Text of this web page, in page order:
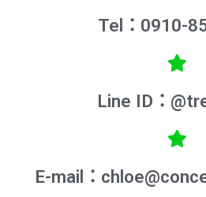
Tel：0910-
Line ID：
E-mail：